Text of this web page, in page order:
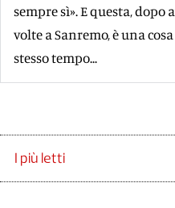
sempre sì». E questa,
volte a Sanremo, è una
stesso tempo...
I più letti